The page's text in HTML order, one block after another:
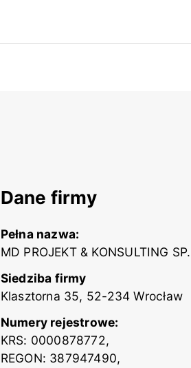
Dane firmy
Pełna nazwa:
MD PROJEKT & KONSULTING
Siedziba firmy
Klasztorna 35, 52-234 Wrocław
Numery rejestrowe:
KRS: 0000878772,
REGON: 387947490,